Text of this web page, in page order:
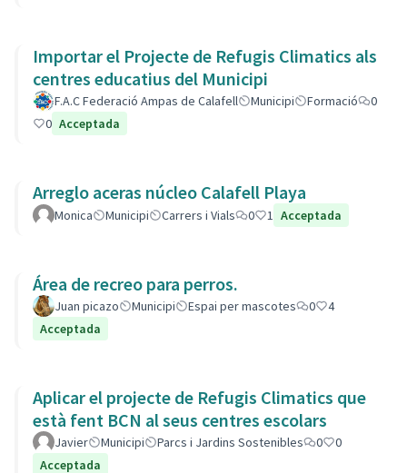
Importar el Projecte de Refugis Climatics als
centres educatius del Municipi
F.A.C Federació Ampas de Calafell Municipi Formació
0
0 Acceptada
Arreglo aceras núcleo Calafell Playa
Monica Municipi Carrers i Vials 0 1 Acceptada
Área de recreo para perros.
Juan picazo Municipi Espai per mascotes 0
4
Acceptada
Aplicar el projecte de Refugis Climatics que
està fent BCN al seus centres escolars
Javier Municipi Parcs i Jardins Sostenibles 0
0
Acceptada